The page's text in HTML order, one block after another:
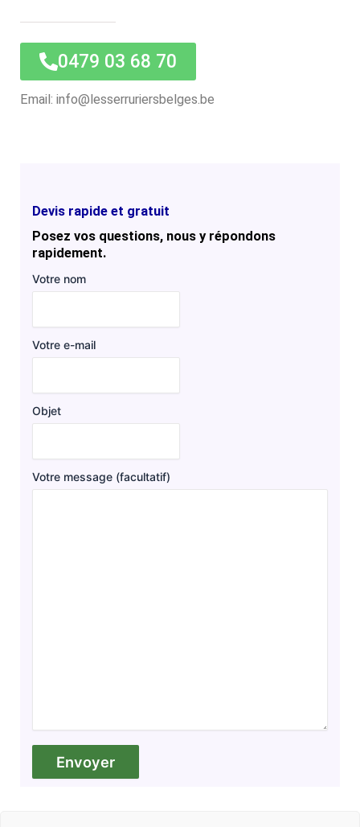
0479 03 68 70
Email: info@lesserruriersbelges.be
Devis rapide et gratuit
Posez vos questions, nous y répondons
rapidement.
Votre nom
Votre e-mail
Objet
Votre message (facultatif)